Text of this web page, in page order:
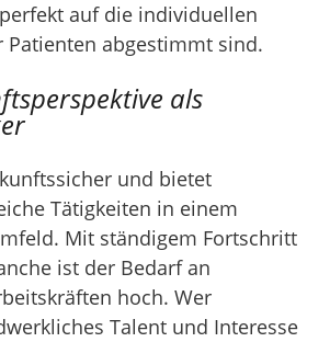
auf die individuellen
Patienten abgestimmt sind.
als
und bietet
Tätigkeiten in einem
Mit ständigem Fortschritt
ist der Bedarf an
hoch. Wer
Talent und Interesse